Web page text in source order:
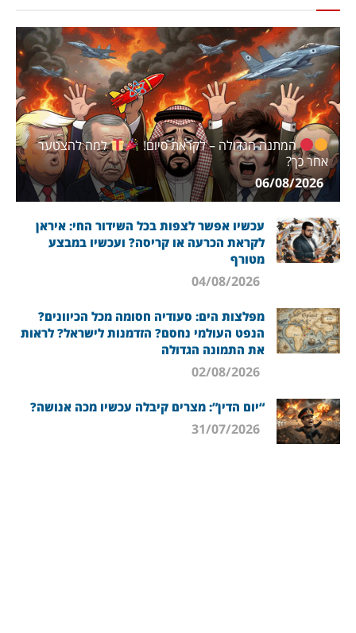
המתנה הגדולה – לקראת סיום!
למה להצטער
אחר כך?
06/08/2026
עכשיו אפשר לצפות בכל השידור החי: איראן
לקראת הכרעה או קריסה? ועכשיו במבצע
מטורף
מפלצות הים: סעודיה חסומה מכל הכיוונים?
הנפט העולמי נחסם? הזדמנות לישראל? לראות
את התמונה הגדולה
“יום הדין”: מצרים קיבלה עכשיו מכה אנושה?